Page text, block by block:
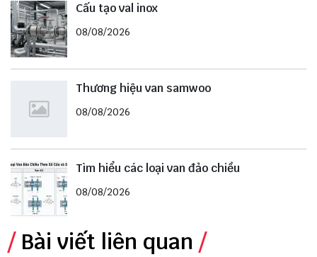
Cấu tạo val inox
08/08/2026
Thương hiệu van samwoo
08/08/2026
Tìm hiểu các loại van đảo chiều
08/08/2026
Bài viết liên quan